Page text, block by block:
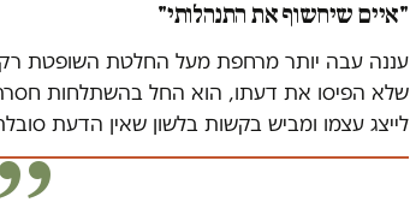
"איים שיחשוף את התנהלותי"
עננה עבה יותר מרחפת מעל החלטת השופטת
שלא הפיסו את דעתו, הוא החל בהשתלחות
לייצג עצמו ומביש בקשות בלשון שאין הדעת